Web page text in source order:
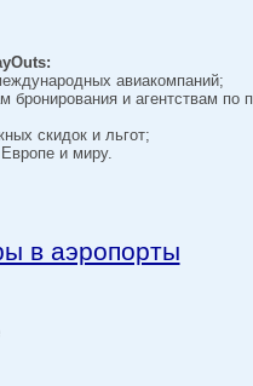
авиакомпаний;
бронирования и агентствам
скидок и льгот;
и миру.
в аэропорты